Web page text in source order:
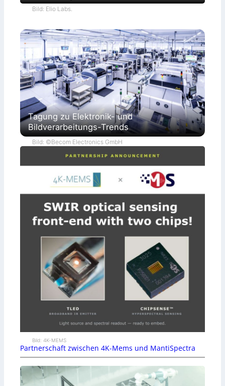
Bild: Elio Labs.
Tagung zu Elektronik- und
Bildverarbeitungs-Trends
Bild: ©Becom Electronics GmbH
Bild: 4K-MEMS
Partnerschaft zwischen 4K-Mems und MantiSpectra